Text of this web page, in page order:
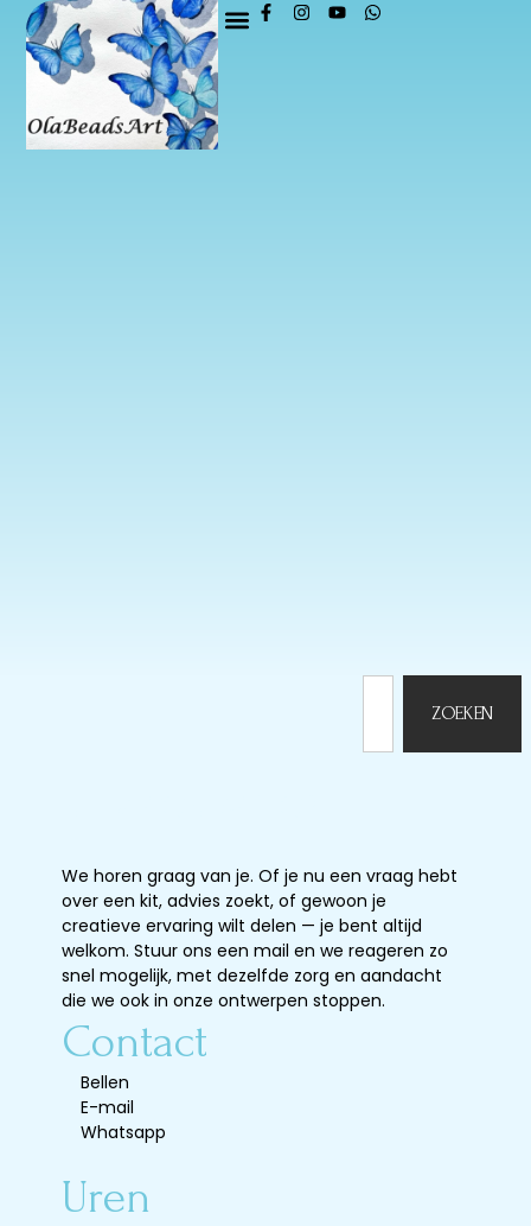
ZOEKEN
We horen graag van je. Of je nu een vraag hebt
over een kit, advies zoekt, of gewoon je
creatieve ervaring wilt delen — je bent altijd
welkom. Stuur ons een mail en we reageren zo
snel mogelijk, met dezelfde zorg en aandacht
die we ook in onze ontwerpen stoppen.
Contact
Bellen
E-mail
Whatsapp
Uren